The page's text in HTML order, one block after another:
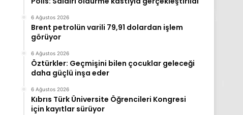
6 Ağustos 2026
Brent petrolün varili 79,91 dolardan işlem
görüyor
6 Ağustos 2026
Öztürkler: Geçmişini bilen çocuklar geleceği
daha güçlü inşa eder
6 Ağustos 2026
Kıbrıs Türk Üniversite Öğrencileri Kongresi
için kayıtlar sürüyor